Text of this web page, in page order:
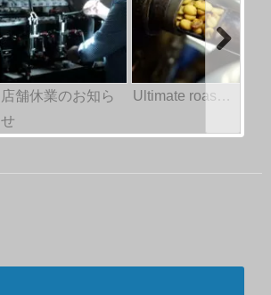
店舗休業のお知ら
せ
Ultimate roas…